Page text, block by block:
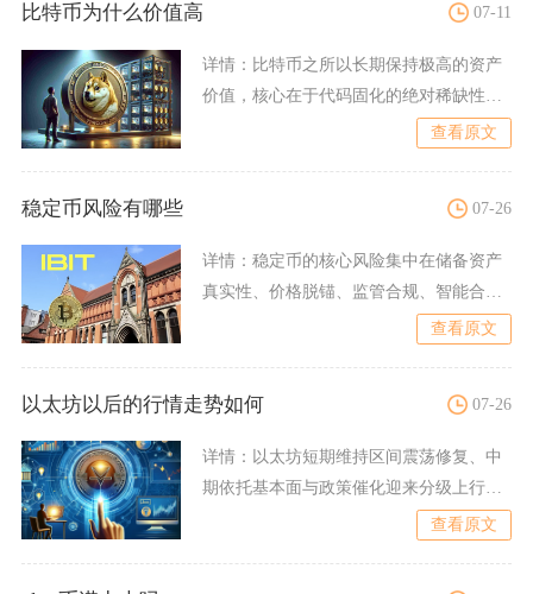
比特币为什么价值高 07-11
详情： 比特币之所以长期保持极高的资产
价值，核心在于代码固化的绝对稀缺性、
查看原文
稳定币风险有哪些 07-26
详情： 稳定币的核心风险集中在储备资产
真实性、价格脱锚、监管合规、智能合约
查看原文
以太坊以后的行情走势如何 07-26
详情： 以太坊短期维持区间震荡修复、中
期依托基本面与政策催化迎来分级上行、
查看原文